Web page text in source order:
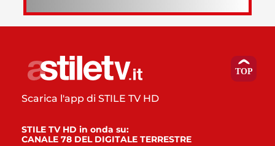
Scarica l'app di STILE TV HD
STILE TV HD in onda su:
CANALE 78 DEL DIGITALE TERRESTRE